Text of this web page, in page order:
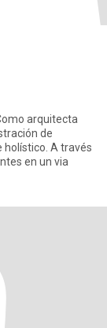
holístico. A través
en un via